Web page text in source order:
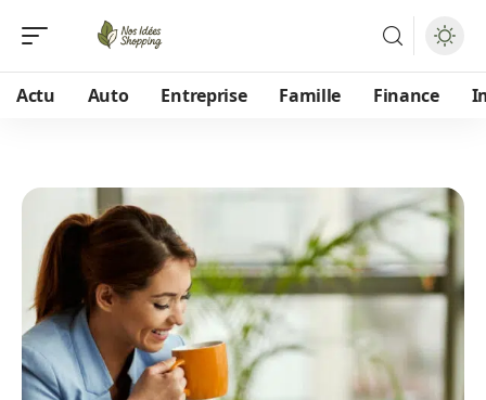
Actu Auto Entreprise Famille Finance